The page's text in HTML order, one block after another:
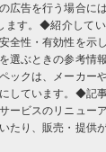
広告を行う場合に
ます。◆紹介して
全性・有効性を示
選ぶときの参考情
ックは、メーカー
しています。◆記
ービスのリニュー
たり、販売・提供